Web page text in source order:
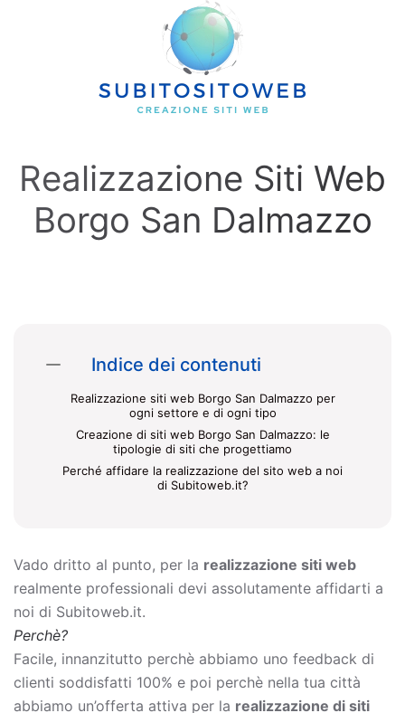
Skip to main content
Realizzazione Siti Web
Borgo San Dalmazzo
Indice dei contenuti
Realizzazione siti web Borgo San Dalmazzo per
ogni settore e di ogni tipo
Creazione di siti web Borgo San Dalmazzo: le
tipologie di siti che progettiamo
Perché affidare la realizzazione del sito web a noi
di Subitoweb.it?
Vado dritto al punto, per la realizzazione siti web
realmente professionali devi assolutamente affidarti a
noi di Subitoweb.it.
Perchè?
Facile, innanzitutto perchè abbiamo uno feedback di
clienti soddisfatti 100% e poi perchè nella tua città
abbiamo un’offerta attiva per la realizzazione di siti